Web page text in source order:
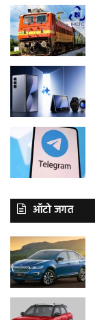
ऑटो जगत